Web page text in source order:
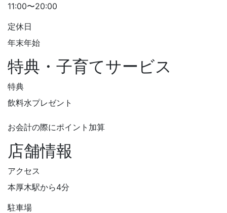
11:00〜20:00
定休日
年末年始
特典・子育てサービス
特典
飲料水プレゼント
お会計の際にポイント加算
店舗情報
アクセス
本厚木駅から4分
駐車場